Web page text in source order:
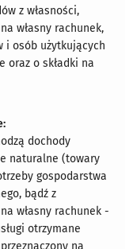
z własności,
własny rachunek,
i osób użytkujących
oraz o składki na
dochody
naturalne (towary
gospodarstwa
bądź z
własny rachunek -
otrzymane
na